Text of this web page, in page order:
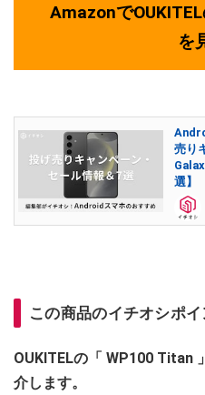
Amazonで
を
売り
選】
この商品のイチオシポイ
OUKITELの「 WP100 Titan 」
介します。